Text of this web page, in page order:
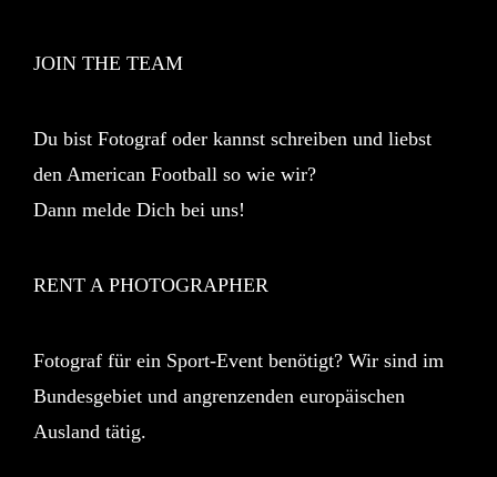
JOIN THE TEAM
Du bist Fotograf oder kannst schreiben und liebst
den American Football so wie wir?
Dann melde Dich bei uns!
RENT A PHOTOGRAPHER
Fotograf für ein Sport-Event benötigt? Wir sind im
Bundesgebiet und angrenzenden europäischen
Ausland tätig.